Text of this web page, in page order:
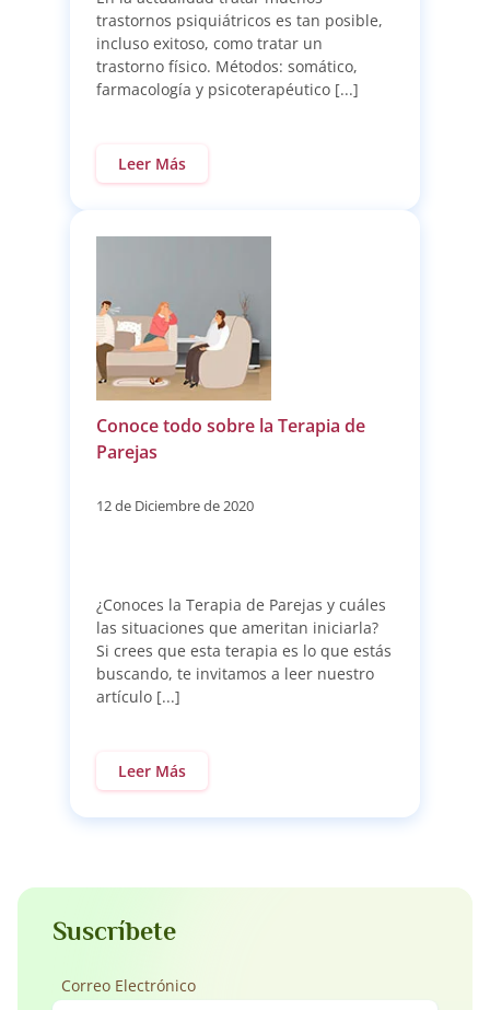
trastornos psiquiátricos es tan posible,
incluso exitoso, como tratar un
trastorno físico. Métodos: somático,
farmacología y psicoterapéutico [...]
Leer Más
Conoce todo sobre la Terapia de
Parejas
12 de Diciembre de 2020
¿Conoces la Terapia de Parejas y cuáles
las situaciones que ameritan iniciarla?
Si crees que esta terapia es lo que estás
buscando, te invitamos a leer nuestro
artículo [...]
Leer Más
Suscríbete
Correo Electrónico